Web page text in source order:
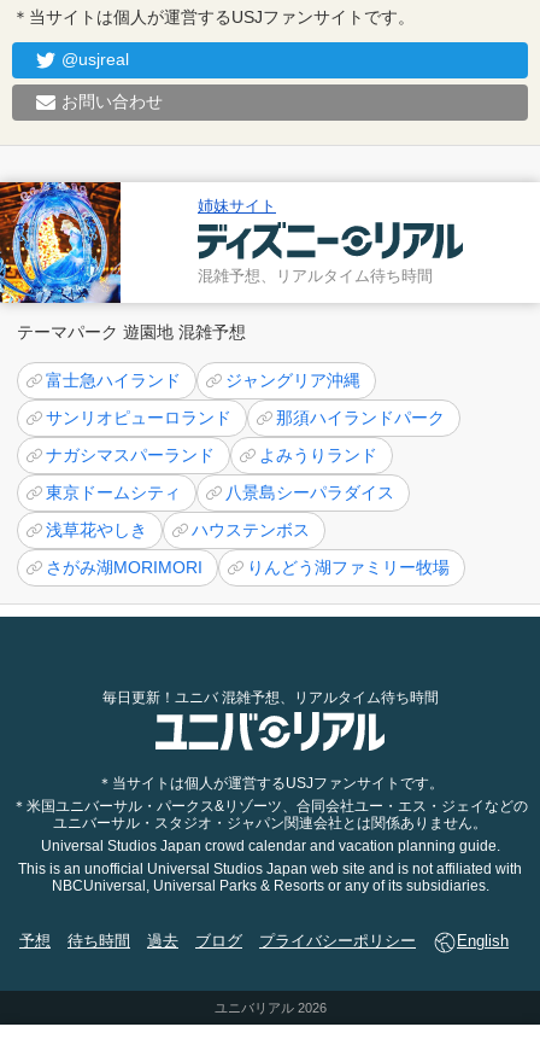
＊当サイトは個人が運営するUSJファンサイトです。
@usjreal
お問い合わせ
姉妹サイト
混雑予想、リアルタイム待ち時間
テーマパーク 遊園地 混雑予想
富士急ハイランド
ジャングリア沖縄
サンリオピューロランド
那須ハイランドパーク
ナガシマスパーランド
よみうりランド
東京ドームシティ
八景島シーパラダイス
浅草花やしき
ハウステンボス
さがみ湖MORIMORI
りんどう湖ファミリー牧場
毎日更新！ユニバ 混雑予想、リアルタイム待ち時間
＊当サイトは個人が運営するUSJファンサイトです。
＊米国ユニバーサル・パークス&リゾーツ、合同会社ユー・エス・ジェイなどの
ユニバーサル・スタジオ・ジャパン関連会社とは関係ありません。
Universal Studios Japan crowd calendar and vacation planning guide.
This is an unofficial Universal Studios Japan web site and is not affiliated with
NBCUniversal, Universal Parks & Resorts or any of its subsidiaries.
予想 待ち時間 過去 ブログ プライバシーポリシー English
ユニバリアル 2026